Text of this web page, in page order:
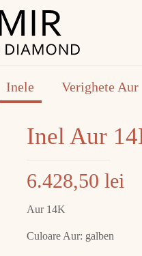
Inele Verighete Aur
Inel Aur
6.428,50 lei
Aur 14K
Culoare Aur: galben